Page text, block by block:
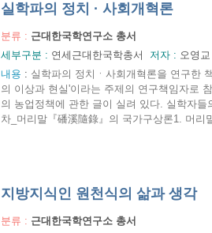
실학파의 정치 · 사회개혁론
분류 : 근대한국학연구소 총서
세부구분 : 연세근대한국학총서 저자 : 오영교
내용 : 실학파의 정치ㆍ사회개혁론을 연구한
의 이상과 현실'이라는 주제의 연구책임자로
의 농업정책에 관한 글이 실려 있다. 실학자
차_머리말『磻溪隨錄』의 국가구상론1. 머
지방지식인 원천식의 삶과 생각
분류 : 근대한국학연구소 총서